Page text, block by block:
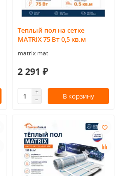
Теплый пол на сетке
MATRIX 75 Вт 0,5 кв.м
matrix mat
2 291 ₽
В корзину